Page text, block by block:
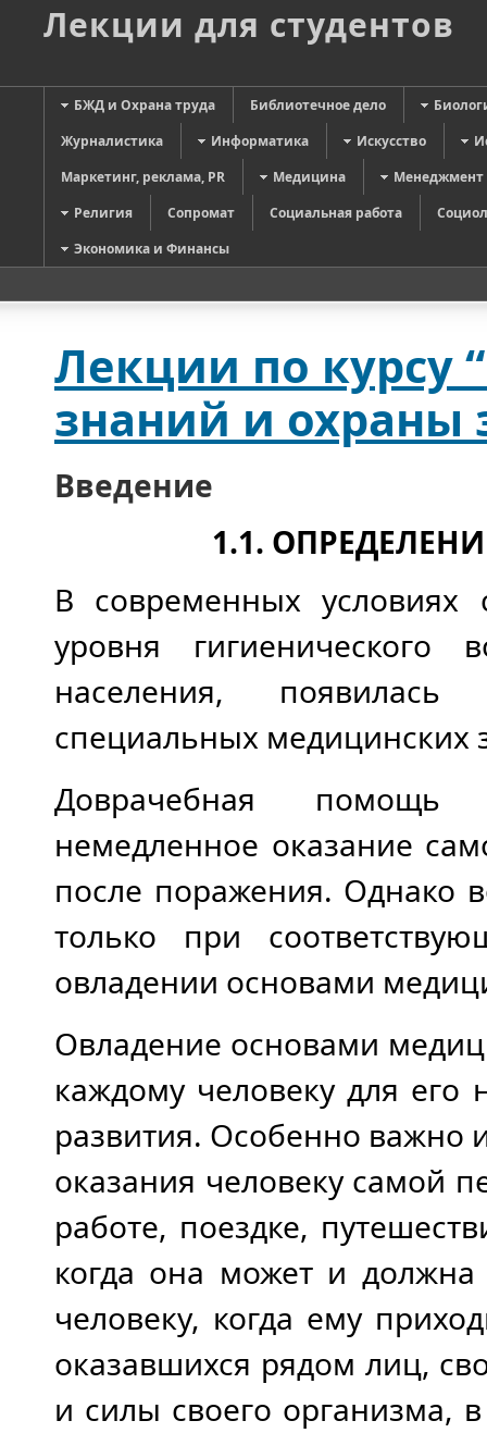
Лекции для студентов
БЖД и Охрана труда Библиотечное дело
Журналистика
Информатика Искусство
Маркетинг, реклама, PR
Медицина
Менеджмент
Религия
Сопромат Социальная работа
Экономика и Финансы
Лекции по курсу
знаний и охраны
Введение
1.1.
В современных условиях
уровня гигиенического
населения,
специальных медицинских
Доврачебная помощь
немедленное оказание
после поражения. Однако
только при
овладении основами
Овладение основами
каждому человеку для его
развития. Особенно важно
оказания человеку самой
работе, поездке,
когда она может и
человеку, когда ему
оказавшихся рядом лиц,
и силы своего организма,